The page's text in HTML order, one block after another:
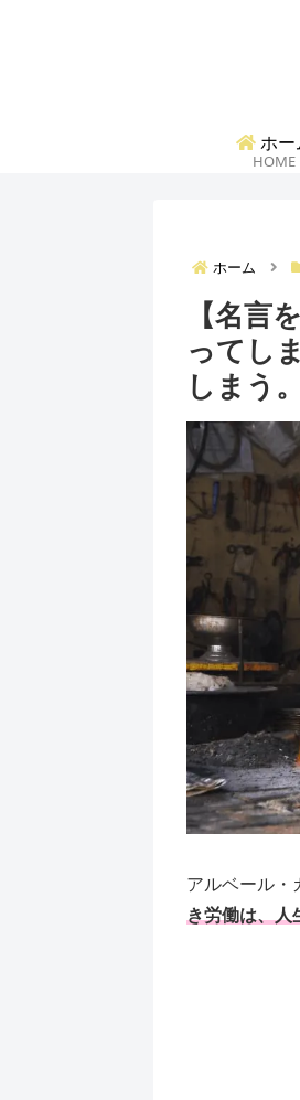
ホー
HOME
ホーム
【名言
ってし
しまう。
アルベール・
き労働は、人